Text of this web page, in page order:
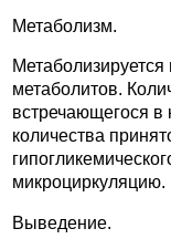
Метаболизм.
метаболитов.
встречающегося в
количества
микроциркуляцию.
Выведение.